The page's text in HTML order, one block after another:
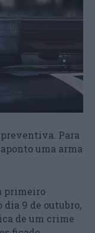
Para
uma arma
primeiro
9 de outubro,
de um crime